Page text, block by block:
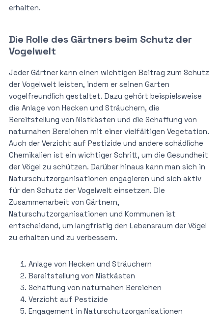
erhalten.
Die Rolle des Gärtners beim Schutz der
Vogelwelt
Jeder Gärtner kann einen wichtigen Beitrag zum Schutz
der Vogelwelt leisten, indem er seinen Garten
vogelfreundlich gestaltet. Dazu gehört beispielsweise
die Anlage von Hecken und Sträuchern, die
Bereitstellung von Nistkästen und die Schaffung von
naturnahen Bereichen mit einer vielfältigen Vegetation.
Auch der Verzicht auf Pestizide und andere schädliche
Chemikalien ist ein wichtiger Schritt, um die Gesundheit
der Vögel zu schützen. Darüber hinaus kann man sich in
Naturschutzorganisationen engagieren und sich aktiv
für den Schutz der Vogelwelt einsetzen. Die
Zusammenarbeit von Gärtnern,
Naturschutzorganisationen und Kommunen ist
entscheidend, um langfristig den Lebensraum der Vögel
zu erhalten und zu verbessern.
Anlage von Hecken und Sträuchern
Bereitstellung von Nistkästen
Schaffung von naturnahen Bereichen
Verzicht auf Pestizide
Engagement in Naturschutzorganisationen